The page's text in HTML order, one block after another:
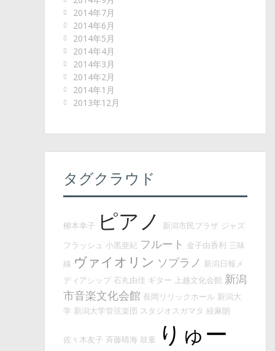
2014年7月
2014年6月
2014年5月
2014年4月
2014年3月
2014年2月
2014年1月
2013年12月
タグクラウド
柳本幸子 ピアノ 新潟市民プラザ ジャズ
フラッシュ 小黒亜紀 フルート 金子由香利 三味
線 ヴァイオリン ソプラノ 新潟日報メ
ディアシップ 石丸由佳 ギター 上越文化会館 新潟
市音楽文化会館 長岡リリックホール 新潟大
学 新潟大学管弦楽団 スタジオスガマタ 経麻朗
佐々木友子 斉藤晴海 鼓童
りゅー